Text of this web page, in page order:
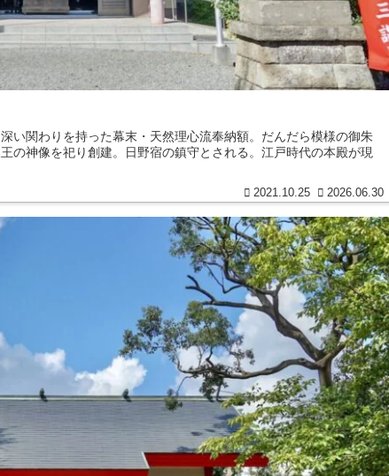
い関わりを持った幕末・天然理心流奉納額。だんだら模様の御朱
の神像を祀り創建。日野宿の鎮守とされる。江戸時代の本殿が現
2021.10.25 2026.06.30